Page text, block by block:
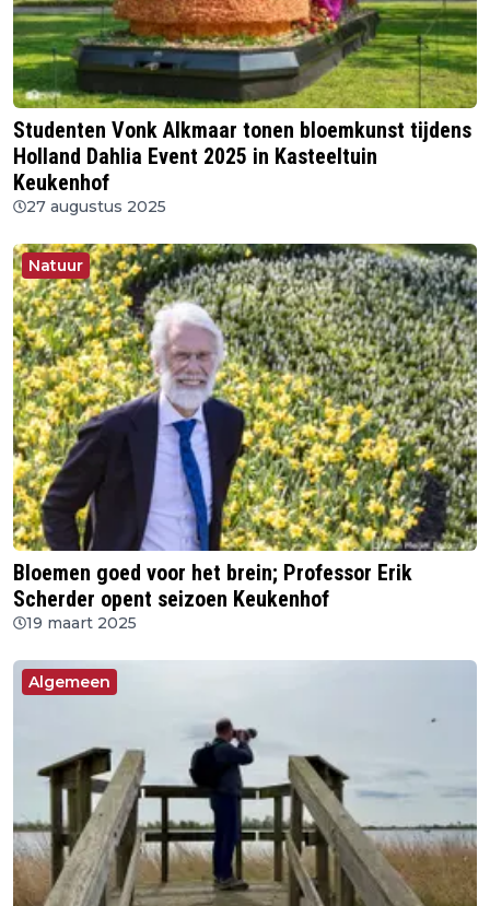
Studenten Vonk Alkmaar tonen bloemkunst tijdens
Holland Dahlia Event 2025 in Kasteeltuin
Keukenhof
27 augustus 2025
Natuur
Bloemen goed voor het brein; Professor Erik
Scherder opent seizoen Keukenhof
19 maart 2025
Algemeen